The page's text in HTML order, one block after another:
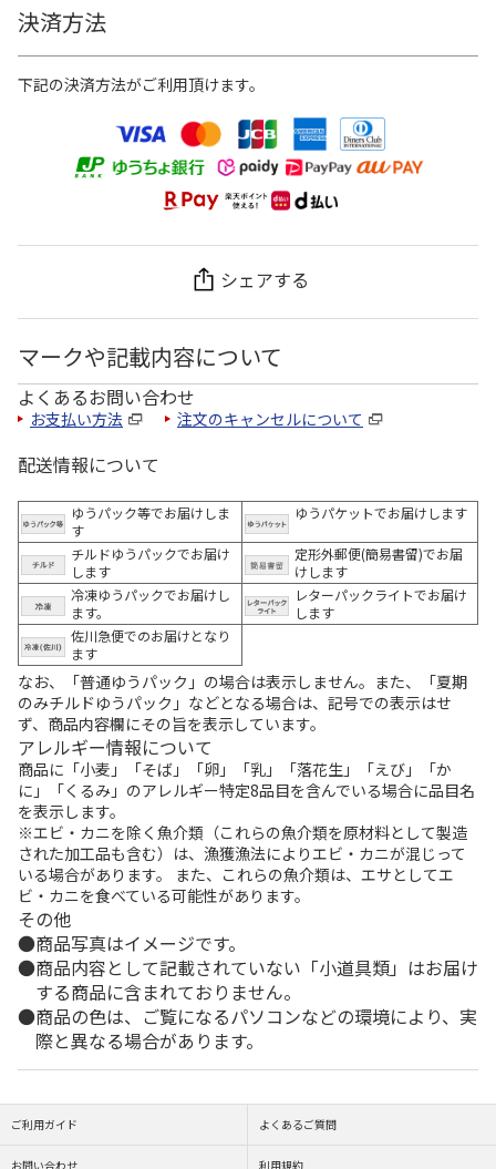
決済方法
下記の決済方法がご利用頂けます。
シェアする
マークや記載内容について
よくあるお問い合わせ
お支払い方法 注文のキャンセルについて
配送情報について
ゆうパック等でお届けしま
す
ゆうパケットでお届けします
チルドゆうパックでお届け
します
定形外郵便(簡易書留)でお届
けします
冷凍ゆうパックでお届けし
ます。
レターパックライトでお届け
します
佐川急便でのお届けとなり
ます
なお、「普通ゆうパック」の場合は表示しません。また、「夏期
のみチルドゆうパック」などとなる場合は、記号での表示はせ
ず、商品内容欄にその旨を表示しています。
アレルギー情報について
商品に「小麦」「そば」「卵」「乳」「落花生」「えび」「か
に」「くるみ」のアレルギー特定8品目を含んでいる場合に品目名
を表示します。
※エビ・カニを除く魚介類（これらの魚介類を原材料として製造
された加工品も含む）は、漁獲漁法によりエビ・カニが混じって
いる場合があります。 また、これらの魚介類は、エサとしてエ
ビ・カニを食べている可能性があります。
その他
商品写真はイメージです。
商品内容として記載されていない「小道具類」はお届け
する商品に含まれておりません。
商品の色は、ご覧になるパソコンなどの環境により、実
際と異なる場合があります。
ご利用ガイド よくあるご質問
お問い合わせ 利用規約